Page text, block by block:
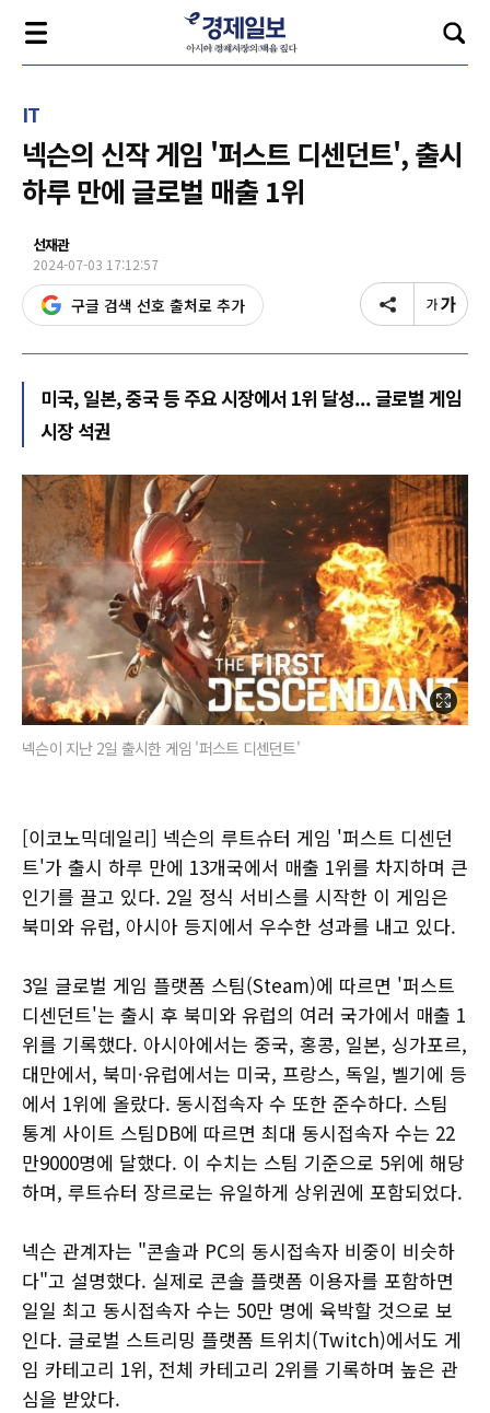
IT
넥슨의 신작 게임 '퍼스트 디센던트', 출시
하루 만에 글로벌 매출 1위
선재관
2024-07-03 17:12:57
구글 검색 선호 출처로 추가
미국, 일본, 중국 등 주요 시장에서 1위 달성... 글로벌 게임
시장 석권
넥슨이 지난 2일 출시한 게임 '퍼스트 디센던트'
[이코노믹데일리] 넥슨의 루트슈터 게임 '퍼스트 디센던
트'가 출시 하루 만에 13개국에서 매출 1위를 차지하며 큰
인기를 끌고 있다. 2일 정식 서비스를 시작한 이 게임은
북미와 유럽, 아시아 등지에서 우수한 성과를 내고 있다.
3일 글로벌 게임 플랫폼 스팀(Steam)에 따르면 '퍼스트
디센던트'는 출시 후 북미와 유럽의 여러 국가에서 매출 1
위를 기록했다. 아시아에서는 중국, 홍콩, 일본, 싱가포르,
대만에서, 북미·유럽에서는 미국, 프랑스, 독일, 벨기에 등
에서 1위에 올랐다. 동시접속자 수 또한 준수하다. 스팀
통계 사이트 스팀DB에 따르면 최대 동시접속자 수는 22
만9000명에 달했다. 이 수치는 스팀 기준으로 5위에 해당
하며, 루트슈터 장르로는 유일하게 상위권에 포함되었다.
넥슨 관계자는 "콘솔과 PC의 동시접속자 비중이 비슷하
다"고 설명했다. 실제로 콘솔 플랫폼 이용자를 포함하면
일일 최고 동시접속자 수는 50만 명에 육박할 것으로 보
인다. 글로벌 스트리밍 플랫폼 트위치(Twitch)에서도 게
임 카테고리 1위, 전체 카테고리 2위를 기록하며 높은 관
심을 받았다.